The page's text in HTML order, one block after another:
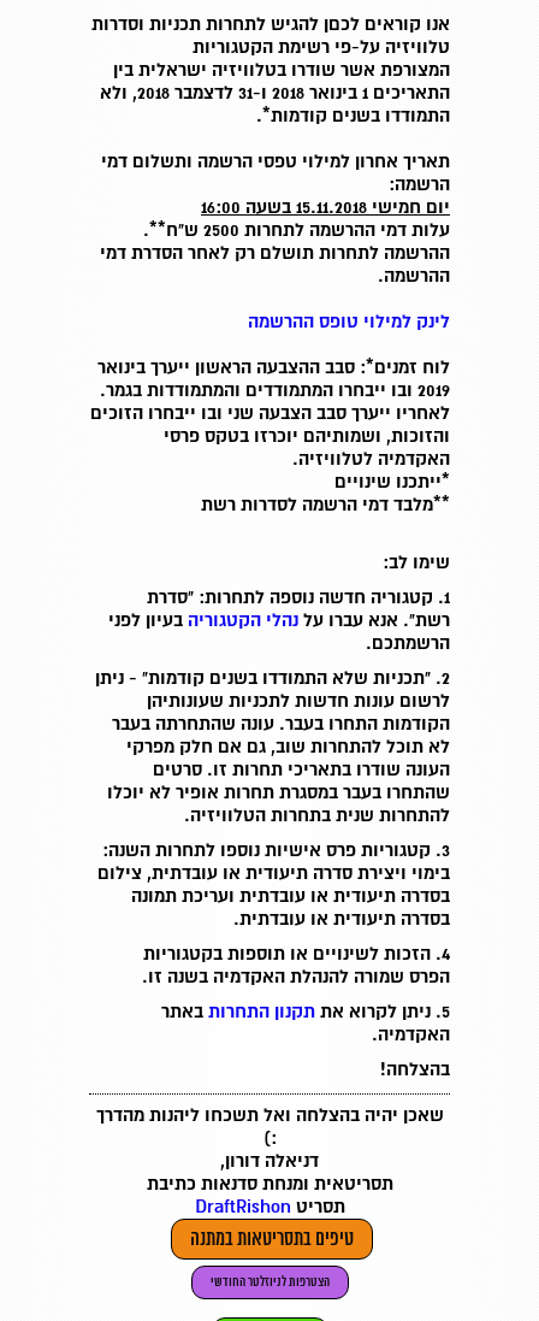
אנו קוראים לכםן להגיש לתחרות תכניות וסדרות
טלוויזיה על-פי רשימת הקטגוריות
המצורפת אשר שודרו בטלוויזיה ישראלית בין
התאריכים 1 בינואר 2018 ו-31 לדצמבר 2018,
ולא
התמודדו בשנים קודמות*.
תאריך אחרון למילוי טפסי הרשמה ותשלום דמי
הרשמה:
יום חמישי 15.11.2018 בשעה 16:00
עלות דמי ההרשמה לתחרות 2500 ש"ח**.
ההרשמה לתחרות תושלם רק לאחר הסדרת דמי
ההרשמה.
לינק למילוי טופס ההרשמה
לוח זמנים*: סבב ההצבעה הראשון ייערך בינואר
2019 ובו ייבחרו המתמודדים והמתמודדות בגמר.
לאחריו ייערך סבב הצבעה שני ובו ייבחרו הזוכים
והזוכות, ושמותיהם יוכרזו בטקס פרסי
האקדמיה לטלוויזיה.
*ייתכנו שינויים
**מלבד דמי הרשמה לסדרות רשת
שימו לב:
1. קטגוריה חדשה נוספה לתחרות: "סדרת
רשת". אנא עברו על נהלי הקטגוריה בעיון לפני
הרשמתכם.
2. "תכניות שלא התמודדו בשנים קודמות" - ניתן
לרשום עונות חדשות לתכניות שעונותיהן
הקודמות התחרו בעבר. עונה שהתחרתה בעבר
לא תוכל להתחרות שוב, גם אם חלק מפרקי
העונה שודרו בתאריכי תחרות זו. סרטים
שהתחרו בעבר במסגרת תחרות אופיר לא יוכלו
להתחרות שנית בתחרות הטלוויזיה.
3. קטגוריות פרס אישיות נוספו לתחרות השנה:
בימוי ויצירת סדרה תיעודית או עובדתית, צילום
בסדרה תיעודית או עובדתית ועריכת תמונה
בסדרה תיעודית או עובדתית.
4. הזכות לשינויים או תוספות בקטגוריות
הפרס שמורה להנהלת האקדמיה בשנה זו.
5. ניתן לקרוא את
תקנון התחרות באתר
האקדמיה.
בהצלחה!
שאכן יהיה בהצלחה ואל תשכחו ליהנות מהדרך
:)
דניאלה דורון,
תסריטאית ומנחת סדנאות כתיבת
תסריט DraftRishon
טיפים בתסריטאות במתנה
הצטרפות לניוזלטר החודשי